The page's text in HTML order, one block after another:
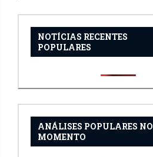
NOTÍCIAS RECENTES
POPULARES
ANÁLISES POPULARES NO
MOMENTO